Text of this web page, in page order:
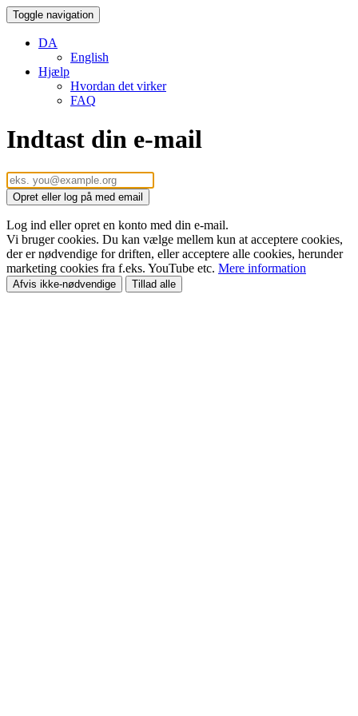
Toggle navigation
DA
English
Hjælp
Hvordan det virker
FAQ
Indtast din e-mail
Opret eller log på med email
Log ind eller opret en konto med din e-mail.
Vi bruger cookies. Du kan vælge mellem kun at acceptere cookies,
der er nødvendige for driften, eller acceptere alle cookies, herunder
marketing cookies fra f.eks. YouTube etc. Mere information
Afvis ikke-nødvendige Tillad alle